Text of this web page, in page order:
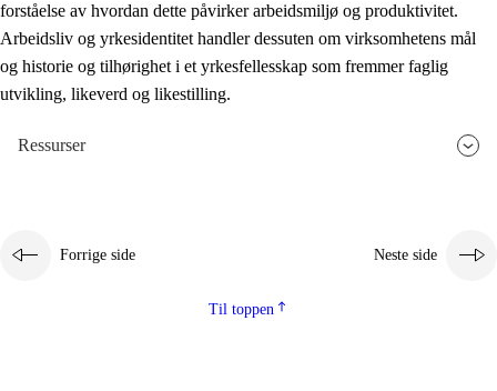
forståelse av hvordan dette påvirker arbeidsmiljø og produktivitet.
Arbeidsliv og yrkesidentitet handler dessuten om virksomhetens mål
og historie og tilhørighet i et yrkesfellesskap som fremmer faglig
utvikling, likeverd og likestilling.
Ressurser
Forrige side Neste side
Til toppen